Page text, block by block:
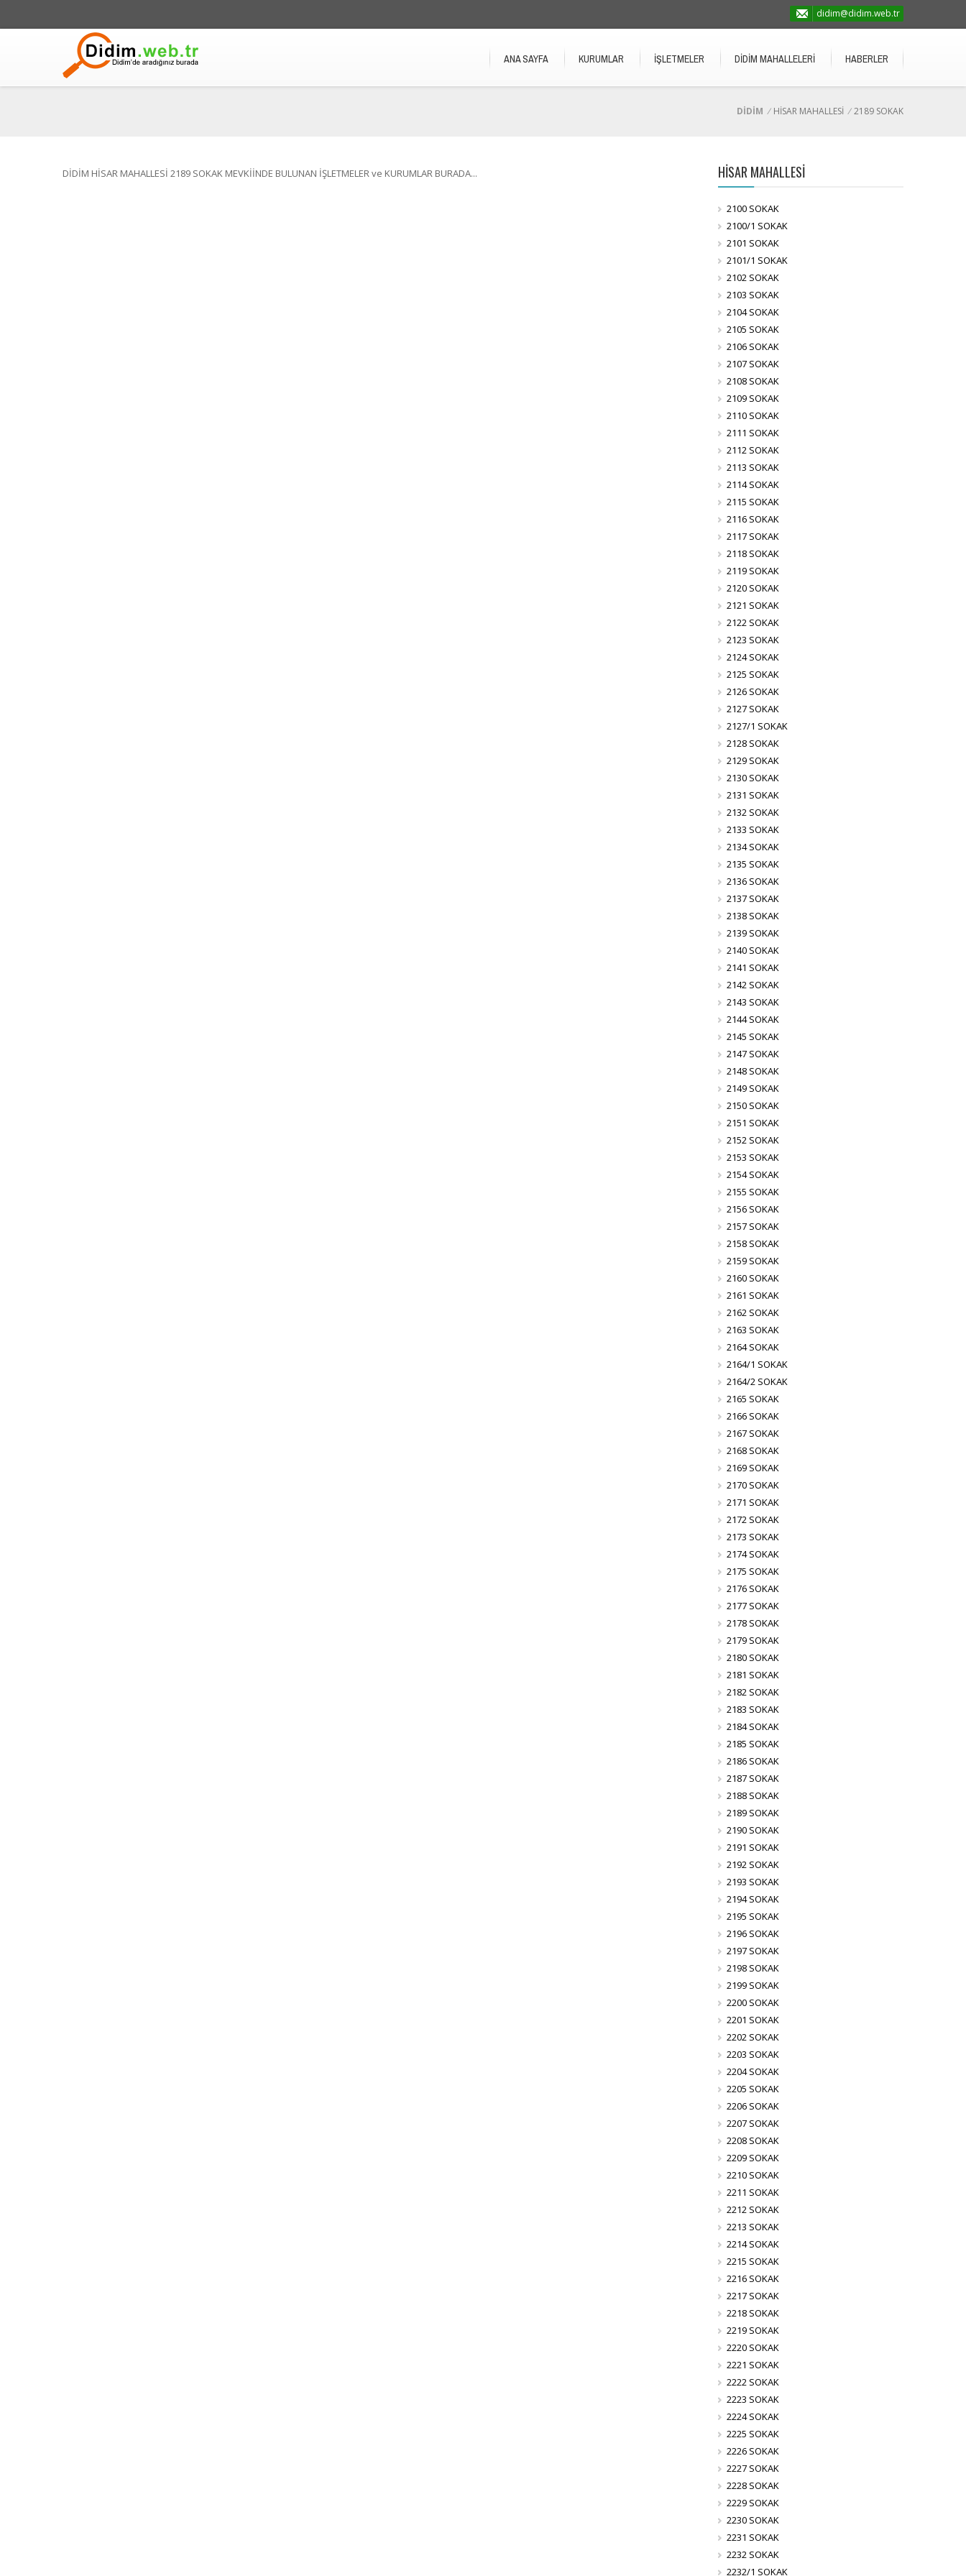
didim@didim.web.tr
ANA SAYFA KURUMLAR İŞLETMELER DİDİM MAHALLELERİ HABERLER
DİDİM / HİSAR MAHALLESİ /2189 SOKAK
DİDİM HİSAR MAHALLESİ 2189 SOKAK MEVKİİNDE BULUNAN İŞLETMELER ve KURUMLAR BURADA... HİSAR MAHALLESİ
2100 SOKAK
2100/1 SOKAK
2101 SOKAK
2101/1 SOKAK
2102 SOKAK
2103 SOKAK
2104 SOKAK
2105 SOKAK
2106 SOKAK
2107 SOKAK
2108 SOKAK
2109 SOKAK
2110 SOKAK
2111 SOKAK
2112 SOKAK
2113 SOKAK
2114 SOKAK
2115 SOKAK
2116 SOKAK
2117 SOKAK
2118 SOKAK
2119 SOKAK
2120 SOKAK
2121 SOKAK
2122 SOKAK
2123 SOKAK
2124 SOKAK
2125 SOKAK
2126 SOKAK
2127 SOKAK
2127/1 SOKAK
2128 SOKAK
2129 SOKAK
2130 SOKAK
2131 SOKAK
2132 SOKAK
2133 SOKAK
2134 SOKAK
2135 SOKAK
2136 SOKAK
2137 SOKAK
2138 SOKAK
2139 SOKAK
2140 SOKAK
2141 SOKAK
2142 SOKAK
2143 SOKAK
2144 SOKAK
2145 SOKAK
2147 SOKAK
2148 SOKAK
2149 SOKAK
2150 SOKAK
2151 SOKAK
2152 SOKAK
2153 SOKAK
2154 SOKAK
2155 SOKAK
2156 SOKAK
2157 SOKAK
2158 SOKAK
2159 SOKAK
2160 SOKAK
2161 SOKAK
2162 SOKAK
2163 SOKAK
2164 SOKAK
2164/1 SOKAK
2164/2 SOKAK
2165 SOKAK
2166 SOKAK
2167 SOKAK
2168 SOKAK
2169 SOKAK
2170 SOKAK
2171 SOKAK
2172 SOKAK
2173 SOKAK
2174 SOKAK
2175 SOKAK
2176 SOKAK
2177 SOKAK
2178 SOKAK
2179 SOKAK
2180 SOKAK
2181 SOKAK
2182 SOKAK
2183 SOKAK
2184 SOKAK
2185 SOKAK
2186 SOKAK
2187 SOKAK
2188 SOKAK
2189 SOKAK
2190 SOKAK
2191 SOKAK
2192 SOKAK
2193 SOKAK
2194 SOKAK
2195 SOKAK
2196 SOKAK
2197 SOKAK
2198 SOKAK
2199 SOKAK
2200 SOKAK
2201 SOKAK
2202 SOKAK
2203 SOKAK
2204 SOKAK
2205 SOKAK
2206 SOKAK
2207 SOKAK
2208 SOKAK
2209 SOKAK
2210 SOKAK
2211 SOKAK
2212 SOKAK
2213 SOKAK
2214 SOKAK
2215 SOKAK
2216 SOKAK
2217 SOKAK
2218 SOKAK
2219 SOKAK
2220 SOKAK
2221 SOKAK
2222 SOKAK
2223 SOKAK
2224 SOKAK
2225 SOKAK
2226 SOKAK
2227 SOKAK
2228 SOKAK
2229 SOKAK
2230 SOKAK
2231 SOKAK
2232 SOKAK
2232/1 SOKAK